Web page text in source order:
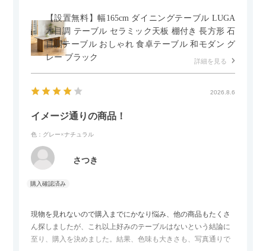
【設置無料】幅165cm ダイニングテーブル LUGA
木目調 テーブル セラミック天板 棚付き 長方形 石
目調テーブル おしゃれ 食卓テーブル 和モダン グ
レー ブラック
詳細を見る
2026.8.6
イメージ通りの商品！
色：グレー×ナチュラル
さつき
現物を見れないので購入までにかなり悩み、他の商品もたくさ
ん探しましたが、これ以上好みのテーブルはないという結論に
至り、購入を決めました。結果、色味も大きさも、写真通りで